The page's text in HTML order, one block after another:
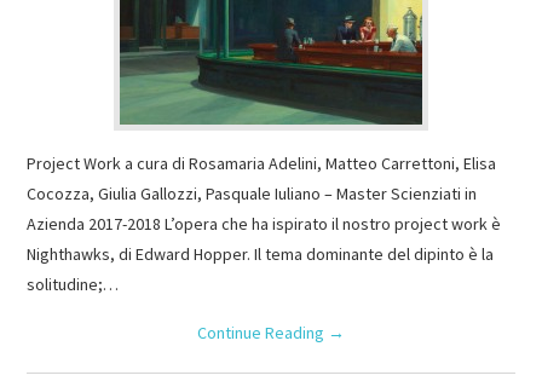
Project Work a cura di Rosamaria Adelini, Matteo Carrettoni, Elisa
Cocozza, Giulia Gallozzi, Pasquale Iuliano – Master Scienziati in
Azienda 2017-2018 L’opera che ha ispirato il nostro project work è
Nighthawks, di Edward Hopper. Il tema dominante del dipinto è la
solitudine;…
Continue Reading →